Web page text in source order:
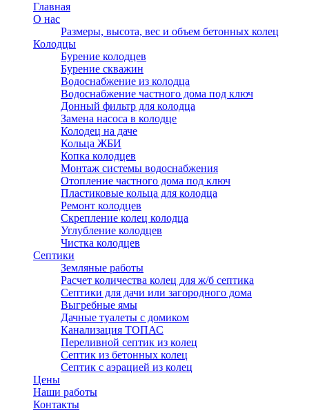
Главная
О нас
Размеры, высота, вес и объем бетонных колец
Колодцы
Бурение колодцев
Бурение скважин
Водоснабжение из колодца
Водоснабжение частного дома под ключ
Донный фильтр для колодца
Замена насоса в колодце
Колодец на даче
Кольца ЖБИ
Копка колодцев
Монтаж системы водоснабжения
Отопление частного дома под ключ
Пластиковые кольца для колодца
Ремонт колодцев
Скрепление колец колодца
Углубление колодцев
Чистка колодцев
Септики
Земляные работы
Расчет количества колец для ж/б септика
Септики для дачи или загородного дома
Выгребные ямы
Дачные туалеты с домиком
Канализация ТОПАС
Переливной септик из колец
Септик из бетонных колец
Септик с аэрацией из колец
Цены
Наши работы
Контакты